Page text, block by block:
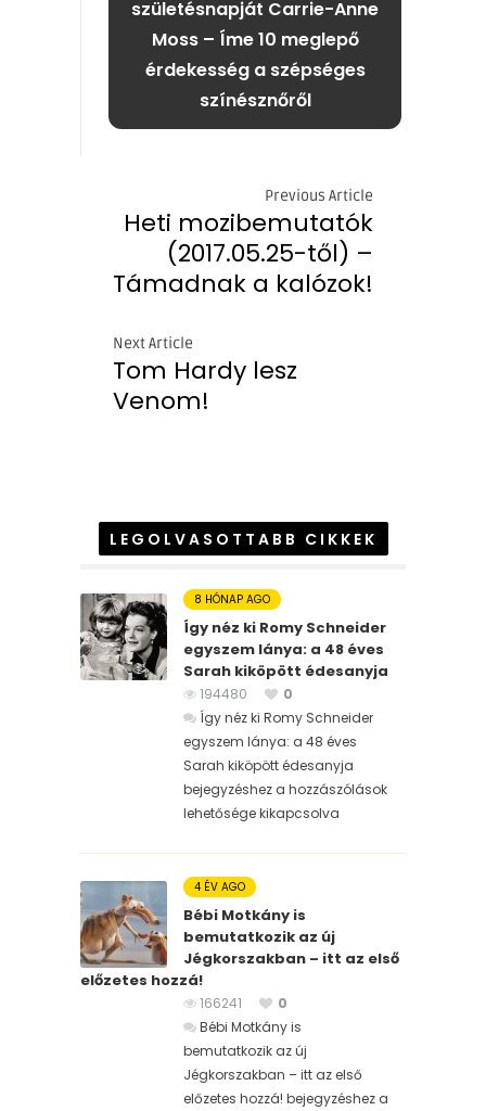
születésnapját Carrie-Anne
Moss – Íme 10 meglepő
érdekesség a szépséges
színésznőről
Previous Article
Heti mozibemutatók
(2017.05.25-től) –
Támadnak a kalózok!
Next Article
Tom Hardy lesz
Venom!
LEGOLVASOTTABB CIKKEK
8 HÓNAP AGO
Így néz ki Romy Schneider
egyszem lánya: a 48 éves
Sarah kiköpött édesanyja
194480
0
Így néz ki Romy Schneider
egyszem lánya: a 48 éves
Sarah kiköpött édesanyja
bejegyzéshez a hozzászólások
lehetősége kikapcsolva
4 ÉV AGO
Bébi Motkány is
bemutatkozik az új
Jégkorszakban – itt az első
előzetes hozzá!
166241
0
Bébi Motkány is
bemutatkozik az új
Jégkorszakban – itt az első
előzetes hozzá! bejegyzéshez a